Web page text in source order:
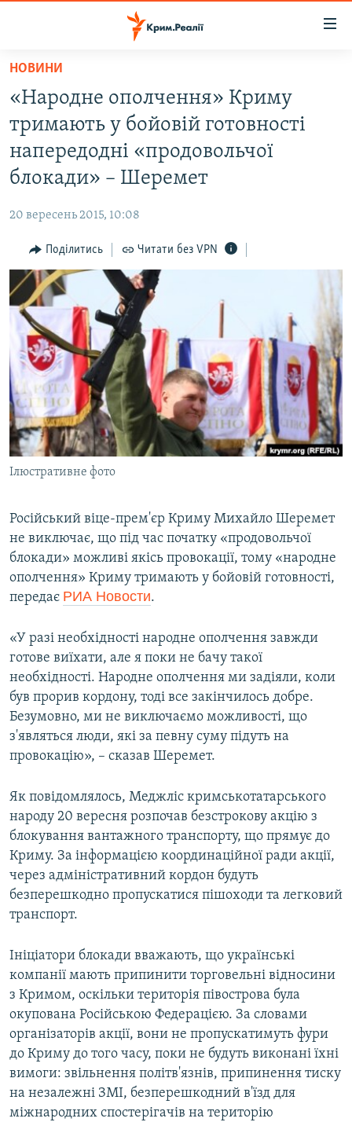
Перейти
основного
матеріалу
Перейти
до
основної
Перейти
пошуку
ВОДА.КРИМ
ВІДЕО ТА ФОТО
ПОЛІТИКА
ПОГЛЯД
ІНТЕРВ'Ю
ВСЕ ЗА ДЕНЬ
СПЕЦПРОЕКТИ
ДЕПОРТАЦІЯ
ВІДЕОУРОКИ «ELIFBE»
СВІДЧЕННЯ ОКУПАЦІЇ
УКРАЇНСЬКА ПРОБЛЕМА КРИМУ
ІНФОГРАФІКА
ЯК ОБІЙТИ БЛОКУВАННЯ
Русский
Qırımtatar
ДОЛУЧАЙСЯ!
Усі сайти RFE/RL
НОВИНИ
«Народне ополчення» Криму
тримають у бойовій готовності
напередодні «продовольчої
блокади» – Шеремет
20 вересень 2015, 10:08
Поділитись Читати без VPN
Ілюстративне фото
Російський віце-прем'єр Криму Михайло Шеремет
не виключає, що під час початку «продовольчої
блокади» можливі якісь провокації, тому «народне
ополчення» Криму тримають у бойовій готовності,
передає РИА Новости.
«У разі необхідності народне ополчення завжди
готове виїхати, але я поки не бачу такої
необхідності. Народне ополчення ми задіяли, коли
був прорив кордону, тоді все закінчилось добре.
Безумовно, ми не виключаємо можливості, що
з'являться люди, які за певну суму підуть на
провокацію», – сказав Шеремет.
Як повідомлялось, Меджліс кримськотатарського
народу 20 вересня розпочав безстрокову акцію з
блокування вантажного транспорту, що прямує до
Криму. За інформацією координаційної ради акції,
через адміністративний кордон будуть
безперешкодно пропускатися пішоходи та легковий
транспорт.
Ініціатори блокади вважають, що українські
компанії мають припинити торговельні відносини
з Кримом, оскільки територія півострова була
окупована Російською Федерацією. За словами
організаторів акції, вони не пропускатимуть фури
до Криму до того часу, поки не будуть виконані їхні
вимоги: звільнення політв'язнів, припинення тиску
на незалежні ЗМІ, безперешкодний в'їзд для
міжнародних спостерігачів на територію